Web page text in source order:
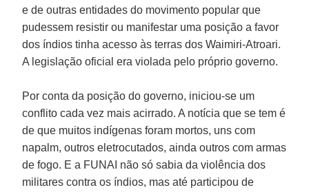
e de outras entidades do movimento popular que
pudessem resistir ou manifestar uma posição a favor
dos índios tinha acesso às terras dos Waimiri-Atroari.
A legislação oficial era violada pelo próprio governo.
Por conta da posição do governo, iniciou-se um
conflito cada vez mais acirrado. A notícia que se tem é
de que muitos indígenas foram mortos, uns com
napalm, outros eletrocutados, ainda outros com armas
de fogo. E a FUNAI não só sabia da violência dos
militares contra os índios, mas até participou de